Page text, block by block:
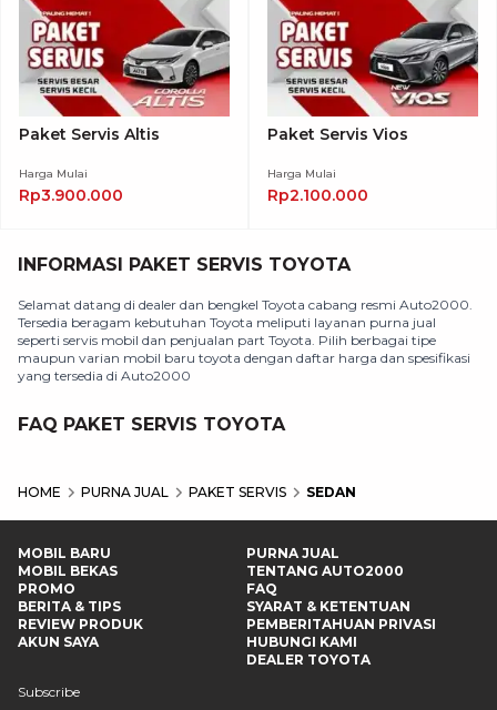
Paket Servis Altis
Harga Mulai
Rp3.900.000
Paket Servis Vios
Harga Mulai
Rp2.100.000
INFORMASI PAKET SERVIS TOYOTA
Selamat datang di dealer dan bengkel Toyota cabang resmi Auto2000.
Tersedia beragam kebutuhan Toyota meliputi layanan purna jual
seperti servis mobil dan penjualan part Toyota. Pilih berbagai tipe
maupun varian mobil baru toyota dengan daftar harga dan spesifikasi
yang tersedia di Auto2000
FAQ PAKET SERVIS TOYOTA
HOME PURNA JUAL PAKET SERVIS SEDAN
MOBIL BARU
MOBIL BEKAS
PROMO
BERITA & TIPS
REVIEW PRODUK
AKUN SAYA
PURNA JUAL
TENTANG AUTO2000
FAQ
SYARAT & KETENTUAN
PEMBERITAHUAN PRIVASI
HUBUNGI KAMI
DEALER TOYOTA
Subscribe